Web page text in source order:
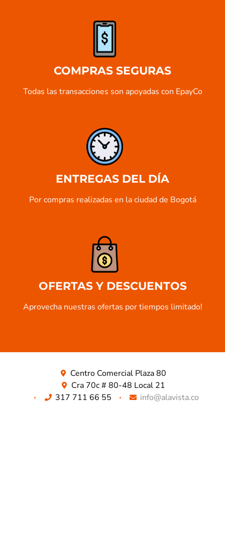
COMPRAS SEGURAS
Todas las transacciones son apoyadas con EpayCo
ENTREGAS DEL DÍA
Por compras realizadas en la ciudad de Bogotá
OFERTAS Y DESCUENTOS
Aprovecha nuestras ofertas por tiempos limitado!​
Centro Comercial Plaza 80
Cra 70c # 80-48 Local 21
317 711 66 55
info@alavista.co